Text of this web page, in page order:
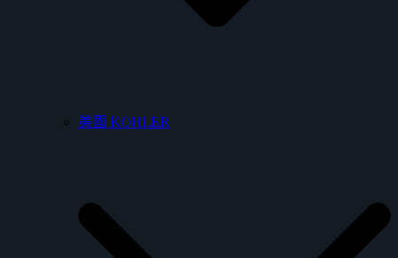
美國 KOHLER